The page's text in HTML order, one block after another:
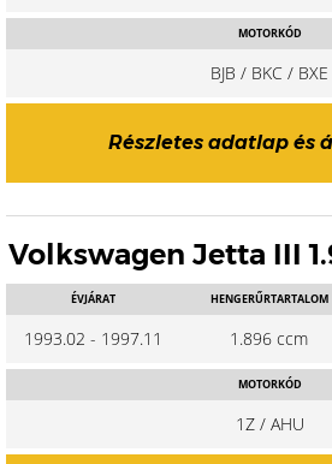
MOTORKÓD
BJB / BKC / BXE
Részletes adatlap és
Volkswagen Jetta III
ÉVJÁRAT
1993.02 - 1997.11
HENGERŰRTARTALOM
1.896 ccm
MOTORKÓD
1Z / AHU